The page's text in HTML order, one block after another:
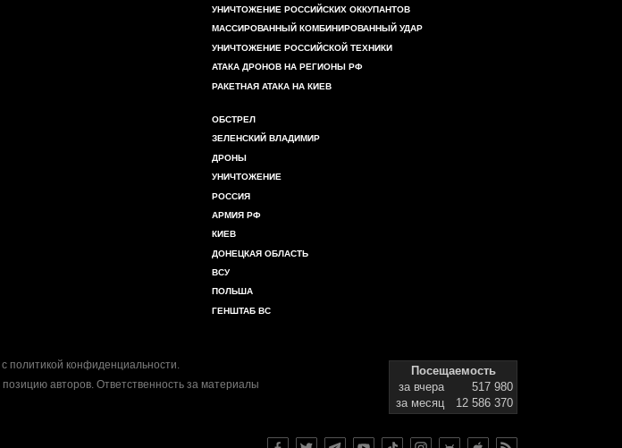
УНИЧТОЖЕНИЕ РОССИЙСКИХ ОККУПАНТОВ
МАССИРОВАННЫЙ КОМБИНИРОВАННЫЙ УДАР
УНИЧТОЖЕНИЕ РОССИЙСКОЙ ТЕХНИКИ
АТАКА ДРОНОВ НА РЕГИОНЫ РФ
РАКЕТНАЯ АТАКА НА КИЕВ
ОБСТРЕЛ
ЗЕЛЕНСКИЙ ВЛАДИМИР
ДРОНЫ
УНИЧТОЖЕНИЕ
РОССИЯ
АРМИЯ РФ
КИЕВ
ДОНЕЦКАЯ ОБЛАСТЬ
ВСУ
ПОЛЬША
ГЕНШТАБ ВС
политикой конфиденциальности.
авторов. Ответственность за материалы
Посещаемость
за вчера
517 980
за месяц
12 586 370